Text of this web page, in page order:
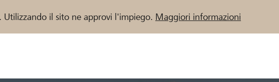
il sito ne approvi l'impiego. Maggiori informazioni